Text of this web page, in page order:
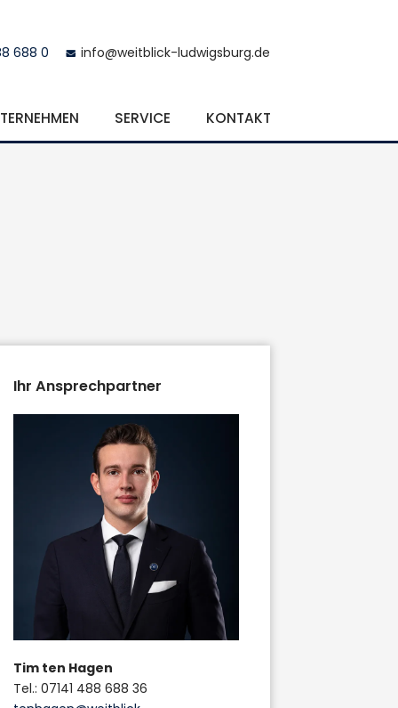
688 0 info@weitblick-ludwigsburg.de
SERVICE KONTAKT
Ihr Ansprechpartner
Tim ten Hagen
Tel.: 07141 488 688 36